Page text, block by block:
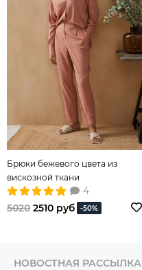
Брюки бежевого цвета из
вискозной ткани
4
5020 2510 руб -50%
НОВОСТНАЯ РАССЫЛКА